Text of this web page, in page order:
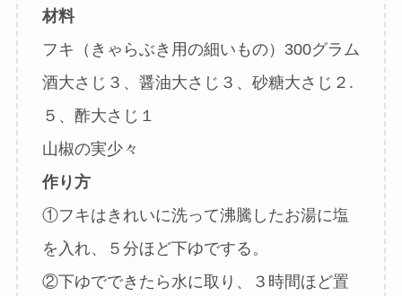
材料
フキ（きゃらぶき用の細いもの）300グラム
酒大さじ３、醤油大さじ３、砂糖大さじ２.
５、酢大さじ１
山椒の実少々
作り方
①フキはきれいに洗って沸騰したお湯に塩
を入れ、５分ほど下ゆでする。
②下ゆでできたら水に取り、３時間ほど置